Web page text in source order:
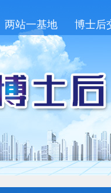
两站一基地 博士后